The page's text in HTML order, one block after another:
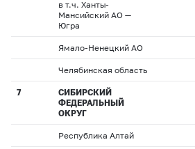
в т.ч. Ханты-
Мансийский АО —
Югра
Ямало-Ненецкий АО
Челябинская область
7
СИБИРСКИЙ
ФЕДЕРАЛЬНЫЙ
ОКРУГ
Республика Алтай